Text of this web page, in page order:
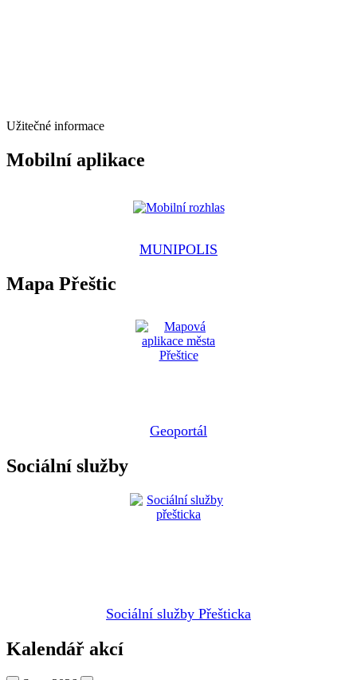
Užitečné informace
Mobilní aplikace
MUNIPOLIS
Mapa Přeštic
Geoportál
Sociální služby
Sociální služby Přešticka
Kalendář akcí